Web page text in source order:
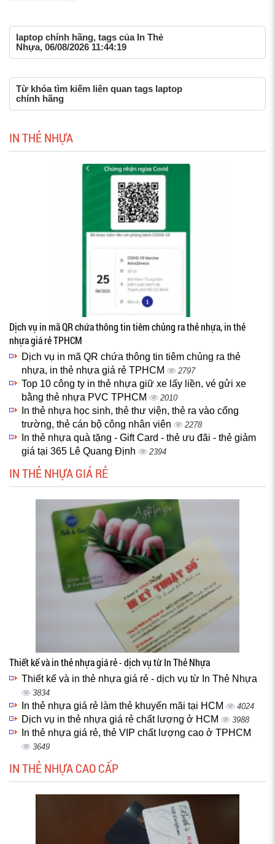
laptop chính hãng, tags của In Thẻ
Nhựa, 06/08/2026 11:44:19
Từ khóa tìm kiếm liên quan tags laptop
chính hãng
IN THẺ NHỰA
Dịch vụ in mã QR chứa thông tin tiêm chủng ra thẻ nhựa, in thẻ
nhựa giá rẻ TPHCM
Dịch vụ in mã QR chứa thông tin tiêm chủng ra thẻ
nhựa, in thẻ nhựa giá rẻ TPHCM
2797
Top 10 công ty in thẻ nhựa giữ xe lấy liền, vé gửi xe
bằng thẻ nhựa PVC TPHCM
2010
In thẻ nhựa học sinh, thẻ thư viện, thẻ ra vào cổng
trường, thẻ cán bộ công nhân viên
2278
In thẻ nhựa quà tặng - Gift Card - thẻ ưu đãi - thẻ giảm
giá tại 365 Lê Quang Định
2394
IN THẺ NHỰA GIÁ RẺ
Thiết kế và in thẻ nhựa giá rẻ - dịch vụ từ In Thẻ Nhựa
Thiết kế và in thẻ nhựa giá rẻ - dịch vụ từ In Thẻ Nhựa
3834
In thẻ nhựa giá rẻ làm thẻ khuyến mãi tại HCM 4024
Dịch vụ in thẻ nhựa giá rẻ chất lượng ở HCM 3988
In thẻ nhựa giá rẻ, thẻ VIP chất lượng cao ở TPHCM
3649
IN THẺ NHỰA CAO CẤP